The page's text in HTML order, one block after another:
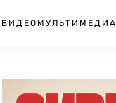
ВИДЕО МУЛЬТИМЕДИА